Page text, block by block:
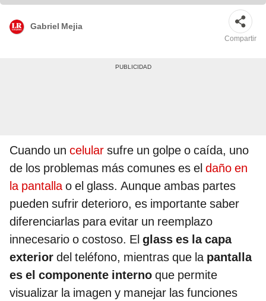
Gabriel Mejia
Compartir
Cuando un celular sufre un golpe o caída, uno
de los problemas más comunes es el daño en
la pantallao el glass. Aunque ambas partes
pueden sufrir deterioro, es importante saber
diferenciarlas para evitar un reemplazo
innecesario o costoso. El glass es la capa
exterior del teléfono, mientras que la pantalla
es el componente interno que permite
visualizar la imagen y manejar las funciones